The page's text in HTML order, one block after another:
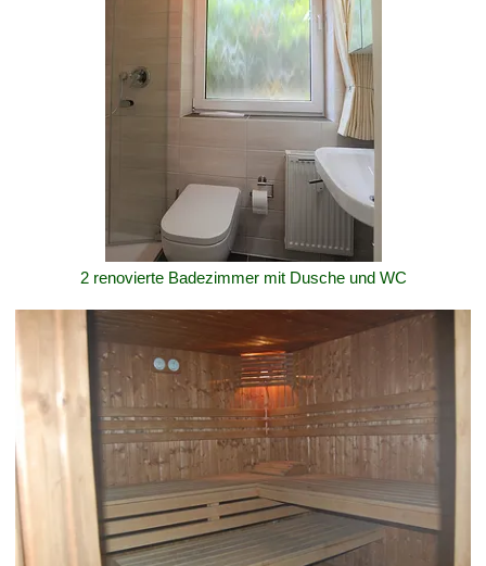
2 renovierte Badezimmer mit Dusche und WC